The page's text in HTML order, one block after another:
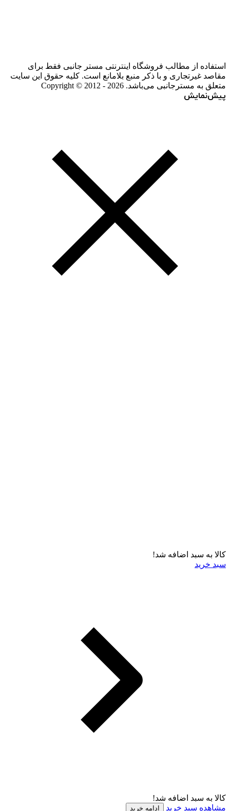
استفاده از مطالب فروشگاه اینترنتی مستر جانبی فقط برای
مقاصد غیرتجاری و با ذکر منبع بلامانع است. کلیه حقوق این سایت
متعلق به مسترجانبی می‌باشد. Copyright © 2012 - 2026
پیش‌نمایش
کالا به سبد اضافه شد!
سبد خرید
کالا به سبد اضافه شد!
مشاهده سبد خرید
ادامه خرید